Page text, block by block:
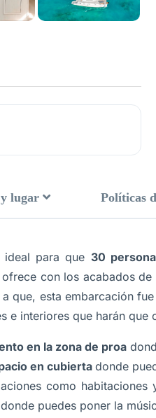
lugar Políticas
ideal para que 30
con los acabados
esta embarcación
interiores que harán que
en la zona de proa
en cubierta donde
como
donde puedes poner la